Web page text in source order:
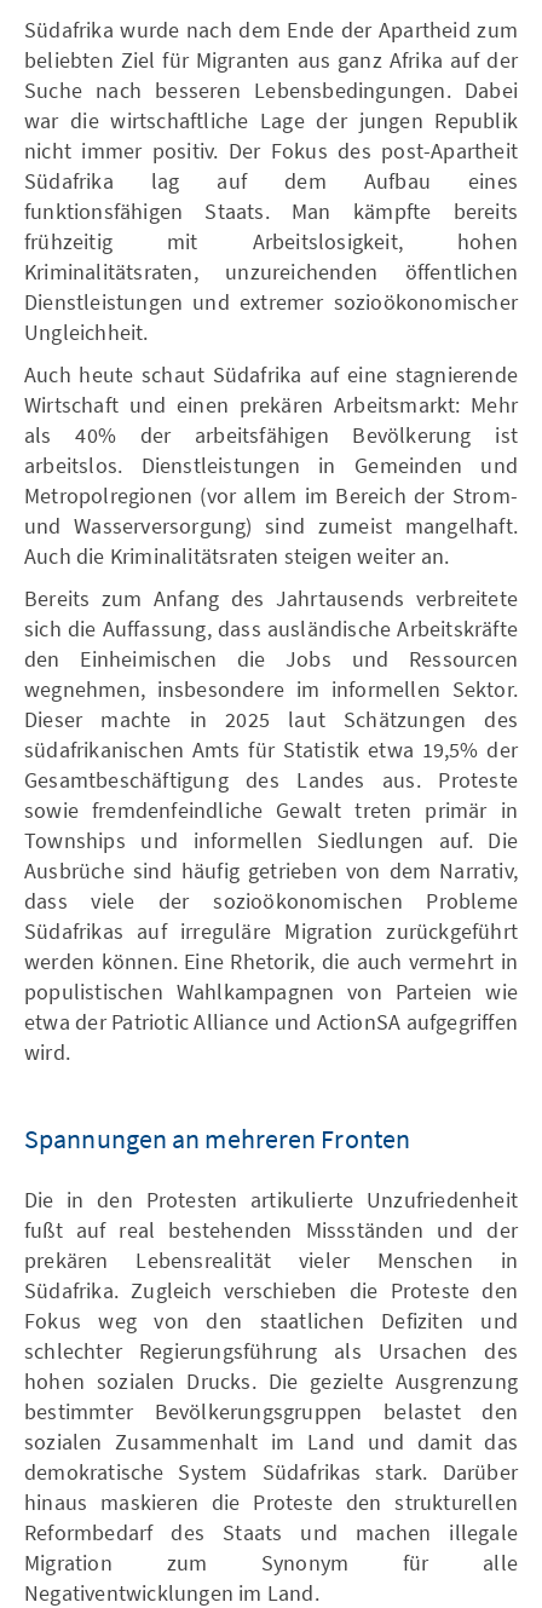
Südafrika wurde nach dem Ende der Apartheid zum
beliebten Ziel für Migranten aus ganz Afrika auf der
Suche nach besseren Lebensbedingungen. Dabei
war die wirtschaftliche Lage der jungen Republik
nicht immer positiv. Der Fokus des post-Apartheit
Südafrika lag auf dem Aufbau eines
funktionsfähigen Staats. Man kämpfte bereits
frühzeitig mit Arbeitslosigkeit, hohen
Kriminalitätsraten, unzureichenden öffentlichen
Dienstleistungen und extremer sozioökonomischer
Ungleichheit.
Auch heute schaut Südafrika auf eine stagnierende
Wirtschaft und einen prekären Arbeitsmarkt: Mehr
als 40% der arbeitsfähigen Bevölkerung ist
arbeitslos. Dienstleistungen in Gemeinden und
Metropolregionen (vor allem im Bereich der Strom-
und Wasserversorgung) sind zumeist mangelhaft.
Auch die Kriminalitätsraten steigen weiter an.
Bereits zum Anfang des Jahrtausends verbreitete
sich die Auffassung, dass ausländische Arbeitskräfte
den Einheimischen die Jobs und Ressourcen
wegnehmen, insbesondere im informellen Sektor.
Dieser machte in 2025 laut Schätzungen des
südafrikanischen Amts für Statistik etwa 19,5% der
Gesamtbeschäftigung des Landes aus. Proteste
sowie fremdenfeindliche Gewalt treten primär in
Townships und informellen Siedlungen auf. Die
Ausbrüche sind häufig getrieben von dem Narrativ,
dass viele der sozioökonomischen Probleme
Südafrikas auf irreguläre Migration zurückgeführt
werden können. Eine Rhetorik, die auch vermehrt in
populistischen Wahlkampagnen von Parteien wie
etwa der Patriotic Alliance und ActionSA aufgegriffen
wird.
Spannungen an mehreren Fronten
Die in den Protesten artikulierte Unzufriedenheit
fußt auf real bestehenden Missständen und der
prekären Lebensrealität vieler Menschen in
Südafrika. Zugleich verschieben die Proteste den
Fokus weg von den staatlichen Defiziten und
schlechter Regierungsführung als Ursachen des
hohen sozialen Drucks. Die gezielte Ausgrenzung
bestimmter Bevölkerungsgruppen belastet den
sozialen Zusammenhalt im Land und damit das
demokratische System Südafrikas stark. Darüber
hinaus maskieren die Proteste den strukturellen
Reformbedarf des Staats und machen illegale
Migration zum Synonym für alle
Negativentwicklungen im Land.